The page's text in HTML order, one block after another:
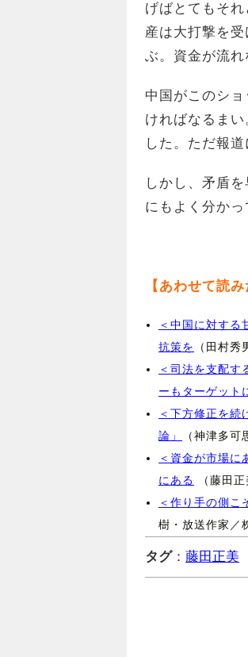
げばとてもそ
産は大打撃を
ぶ。資金が流れ
中国がこのシ
ければなるま
した。ただ報
しかし、矛盾
にもよく分かっ
【あわせて読み
＜中国に対する
抗策を
（田村秀
＜司法を支配す
ーもターゲット
＜下方修正を続
論」
（神津多
＜資金が市場に
にある
（藤田
＜作り手の側こ
樹・放送作家／
タグ： 藤田正美